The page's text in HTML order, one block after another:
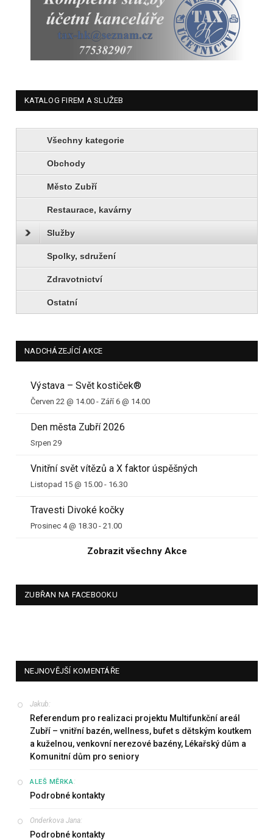
KATALOG FIREM A SLUŽEB
Všechny kategorie
Obchody
Město Zubří
Restaurace, kavárny
Služby
Spolky, sdružení
Zdravotnictví
Ostatní
NADCHÁZEJÍCÍ AKCE
Výstava – Svět kostiček®
Červen 22 @ 14.00 - Září 6 @ 14.00
Den města Zubří 2026
Srpen 29
Vnitřní svět vítězů a X faktor úspěšných
Listopad 15 @ 15.00 - 16.30
Travesti Divoké kočky
Prosinec 4 @ 18.30 - 21.00
Zobrazit všechny Akce
ZUBŘAN NA FACEBOOKU
NEJNOVĚJŠÍ KOMENTÁŘE
Jakub:
Referendum pro realizaci projektu Multifunkční areál
Zubří – vnitřní bazén, wellness, bufet s dětským koutkem
a kuželnou, venkovní nerezové bazény, Lékařský dům a
Komunitní dům pro seniory
ALEŠ MĚRKA:
Podrobné kontakty
Onderkova Jana:
Podrobné kontakty